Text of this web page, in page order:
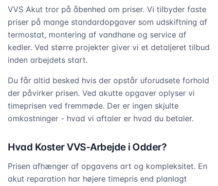
VVS Akut tror på åbenhed om priser. Vi tilbyder faste
priser på mange standardopgaver som udskiftning af
termostat, montering af vandhane og service af
kedler. Ved større projekter giver vi et detaljeret tilbud
inden arbejdets start.
Du får altid besked hvis der opstår uforudsete forhold
der påvirker prisen. Ved akutte opgaver oplyser vi
timeprisen ved fremmøde. Der er ingen skjulte
omkostninger - hvad vi aftaler er hvad du betaler.
Hvad Koster VVS-Arbejde i Odder?
Prisen afhænger af opgavens art og kompleksitet. En
akut reparation har højere timepris end planlagt